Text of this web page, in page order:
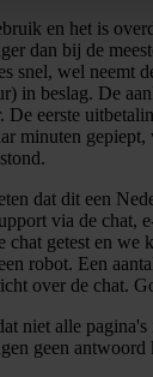
op elk moment
content en
voor social
van onze
adverteren
verstrekt of
uw gebruik van
en het is
dan bij de
snel, wel neemt
in beslag. De
De eerste
minuten gepiept,
dat dit een
via de chat,
chat getest en we
robot. Een
over de chat.
niet alle
geen antwoord